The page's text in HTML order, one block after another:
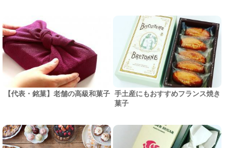
【代表・銘菓】老舗の高級和菓子 手土産にもおすすめフランス焼き
菓子